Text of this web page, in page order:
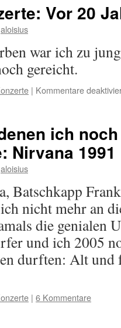
Vor 20
aloisius
war ich zu
gereicht.
| Kommentare
ich
Nirvana 1991
aloisius
Batschkapp
nicht mehr an
die genialen
und ich 2005
durften: Alt
| 6 Kommentare